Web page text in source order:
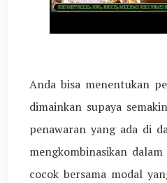
Anda bisa menentukan
dimainkan supaya
penawaran yang ada di
mengkombinasikan
cocok bersama modal